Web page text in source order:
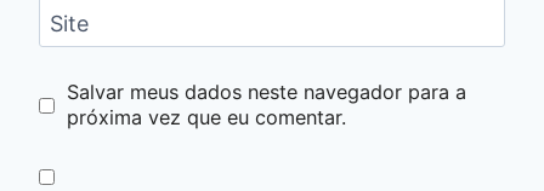
Site
Salvar meus dados neste navegador para a
próxima vez que eu comentar.